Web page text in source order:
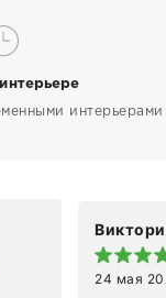
интерьерами
24 мая